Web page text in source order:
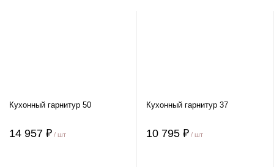
Кухонный гарнитур 50
14 957 ₽ / шт
Кухонный гарнитур 37
10 795 ₽ / шт